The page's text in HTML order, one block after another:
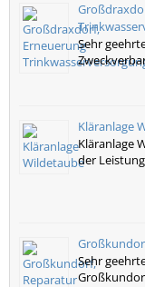
Sehr
Kläranlage
Kläranlage
der
Sehr